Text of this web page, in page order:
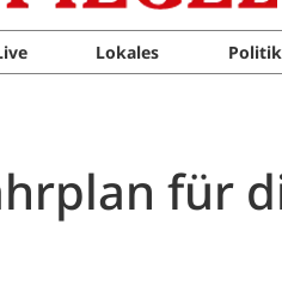
Lokales Politik
für